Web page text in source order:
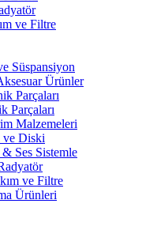
ve Filtre
Süspansiyon
Ürünler
Parçaları
Parçaları
Malzemeleri
ve Diski
Ses Sistemle
ve Filtre
Ürünleri